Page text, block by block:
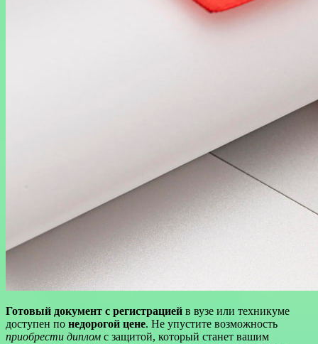
Готовый документ с регистрацией в вузе или техникуме
доступен по недорогой цене. Не упустите возможность
приобрести диплом с защитой, который станет вашим